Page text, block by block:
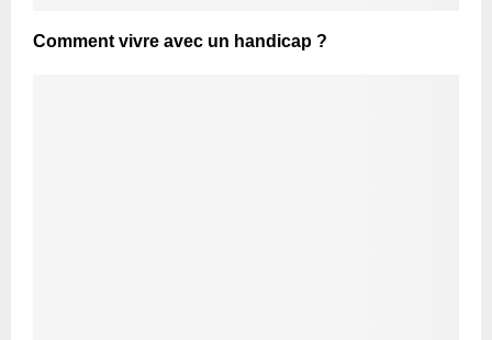
Comment vivre avec un handicap ?